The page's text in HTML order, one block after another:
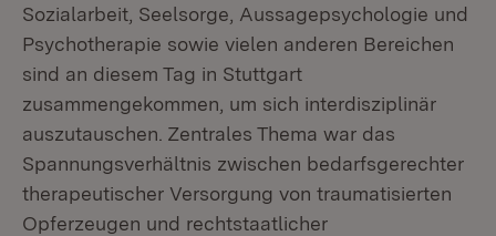
Sozialarbeit, Seelsorge, Aussagepsychologie und
Psychotherapie sowie vielen anderen Bereichen
sind an diesem Tag in Stuttgart
zusammengekommen, um sich interdisziplinär
auszutauschen. Zentrales Thema war das
Spannungsverhältnis zwischen bedarfsgerechter
therapeutischer Versorgung von traumatisierten
Opferzeugen und rechtstaatlicher